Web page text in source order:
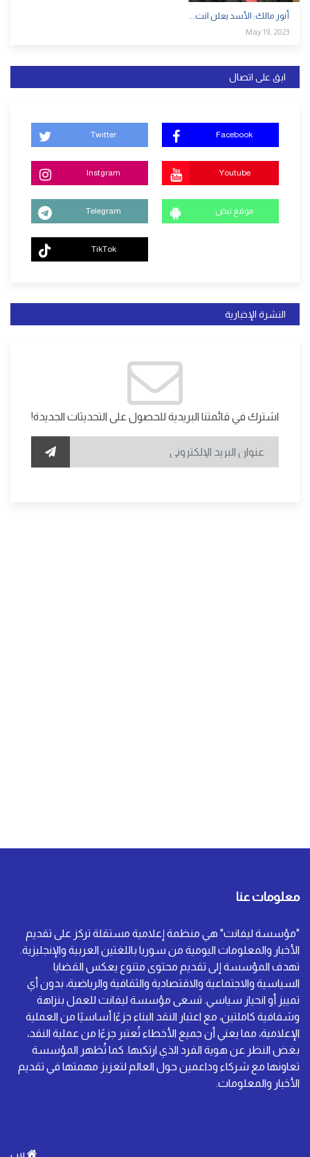
أنور مالك: الأسد يعلن انت...
May 19, 2023
ابق على اتصال
Twitter Facebook
Instgram Youtube
Telegram موقع نبض
TikTok
النشرة الإخبارية
اشترك في قائمتنا البريدية للحصول على التحديثات الجديدة!
معلومات عنا
"مؤسسة ليفانت" هي منظمة إعلامية مستقلة تركز على تقديم
الأخبار والمعلومات اليومية من سوريا باللغتين العربية والإنجليزية.
تهدف المؤسسة إلى تقديم محتوى متنوع يعكس القضايا
السياسية والاجتماعية والاقتصادية والثقافية والرياضية، بدون أي
تمييز أو انحياز سياسي. تسعى مؤسسة ليفانت للعمل بنزاهة
وشفافية كاملتين، مع اعتبار النقد البناء جزءًا أساسيًا من العملية
الإعلامية، مما يعني أن جميع الأخطاء تُعتبر جزءًا من عملية النقد،
بغض النظر عن هوية الفرد الذي ارتكبها. كما تُظهر المؤسسة
تعاونها مع شركاء وداعمين حول العالم لتعزيز مهمتها في تقديم
الأخبار والمعلومات.
س